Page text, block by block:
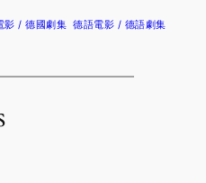
影 / 德國劇集 德語電影 / 德語劇集